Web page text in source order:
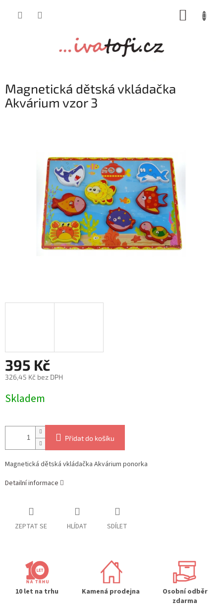
Magnetická dětská vkládačka
Akvárium vzor 3
395 Kč
326,45 Kč bez DPH
cena:
Skladem
Přidat do košíku
Magnetická dětská vkládačka Akvárium ponorka
Detailní informace
ZEPTAT SE HLÍDAT SDÍLET
10 let na trhu Kamená prodejna
Osobní odběr
zdarma